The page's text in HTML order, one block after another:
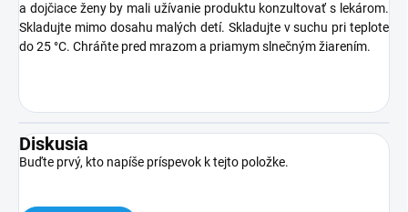
a dojčiace ženy by mali užívanie produktu konzultovať s lekárom.
Skladujte mimo dosahu malých detí. Skladujte v suchu pri teplote
do 25 °C. Chráňte pred mrazom a priamym slnečným žiarením.
Diskusia
Buďte prvý, kto napíše príspevok k tejto položke.